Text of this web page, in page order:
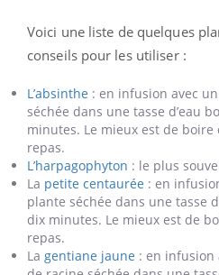
Voici une liste de quelques
conseils pour les utiliser :
L’absinthe : en infusion avec
séchée dans une tasse d’eau
minutes. Le mieux est de boire
repas.
L’harpagophyton : le plus
La petite centaurée : en
plante séchée dans une tasse
dix minutes. Le mieux est de
repas.
La gentiane jaune : en infusion